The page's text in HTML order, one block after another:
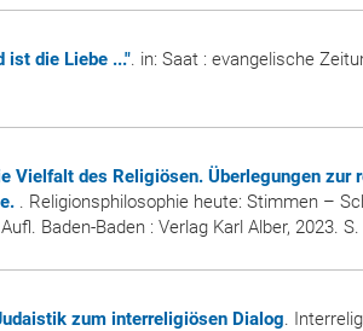
ist die Liebe ...". in: Saat : evangelische
Vielfalt des Religiösen. Überlegungen zur
. Religionsphilosophie heute: Stimmen –
Baden-Baden : Verlag Karl Alber, 2023.
zum interreligiösen Dialog.